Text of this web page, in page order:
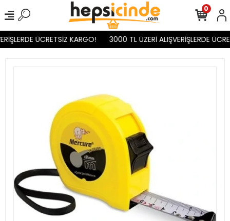
ÜCRETSİZ KARGO! 3000 TL ÜZERİ ALIŞVERİŞLERDE
0